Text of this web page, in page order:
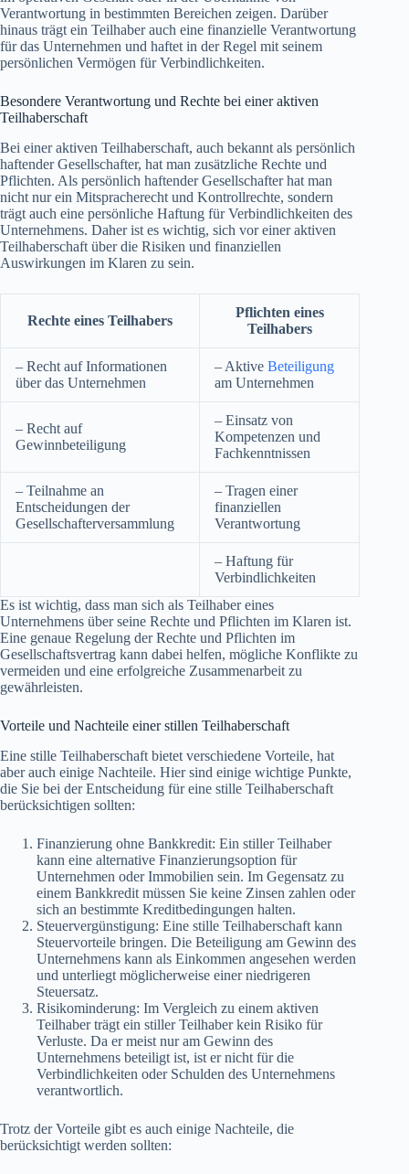
Verantwortung in bestimmten Bereichen zeigen. Darüber
hinaus trägt ein Teilhaber auch eine finanzielle Verantwortung
für das Unternehmen und haftet in der Regel mit seinem
persönlichen Vermögen für Verbindlichkeiten.
Besondere Verantwortung und Rechte bei einer aktiven
Teilhaberschaft
Bei einer aktiven Teilhaberschaft, auch bekannt als persönlich
haftender Gesellschafter, hat man zusätzliche Rechte und
Pflichten. Als persönlich haftender Gesellschafter hat man
nicht nur ein Mitspracherecht und Kontrollrechte, sondern
trägt auch eine persönliche Haftung für Verbindlichkeiten des
Unternehmens. Daher ist es wichtig, sich vor einer aktiven
Teilhaberschaft über die Risiken und finanziellen
Auswirkungen im Klaren zu sein.
Rechte eines Teilhabers
Pflichten eines
Teilhabers
– Recht auf Informationen
über das Unternehmen
– Aktive Beteiligung
am Unternehmen
– Recht auf
Gewinnbeteiligung
– Einsatz von
Kompetenzen und
Fachkenntnissen
– Teilnahme an
Entscheidungen der
Gesellschafterversammlung
– Tragen einer
finanziellen
Verantwortung
– Haftung für
Verbindlichkeiten
Es ist wichtig, dass man sich als Teilhaber eines
Unternehmens über seine Rechte und Pflichten im Klaren ist.
Eine genaue Regelung der Rechte und Pflichten im
Gesellschaftsvertrag kann dabei helfen, mögliche Konflikte zu
vermeiden und eine erfolgreiche Zusammenarbeit zu
gewährleisten.
Vorteile und Nachteile einer stillen Teilhaberschaft
Eine stille Teilhaberschaft bietet verschiedene Vorteile, hat
aber auch einige Nachteile. Hier sind einige wichtige Punkte,
die Sie bei der Entscheidung für eine stille Teilhaberschaft
berücksichtigen sollten:
Finanzierung ohne Bankkredit: Ein stiller Teilhaber
kann eine alternative Finanzierungsoption für
Unternehmen oder Immobilien sein. Im Gegensatz zu
einem Bankkredit müssen Sie keine Zinsen zahlen oder
sich an bestimmte Kreditbedingungen halten.
Steuervergünstigung: Eine stille Teilhaberschaft kann
Steuervorteile bringen. Die Beteiligung am Gewinn des
Unternehmens kann als Einkommen angesehen werden
und unterliegt möglicherweise einer niedrigeren
Steuersatz.
Risikominderung: Im Vergleich zu einem aktiven
Teilhaber trägt ein stiller Teilhaber kein Risiko für
Verluste. Da er meist nur am Gewinn des
Unternehmens beteiligt ist, ist er nicht für die
Verbindlichkeiten oder Schulden des Unternehmens
verantwortlich.
Trotz der Vorteile gibt es auch einige Nachteile, die
berücksichtigt werden sollten: